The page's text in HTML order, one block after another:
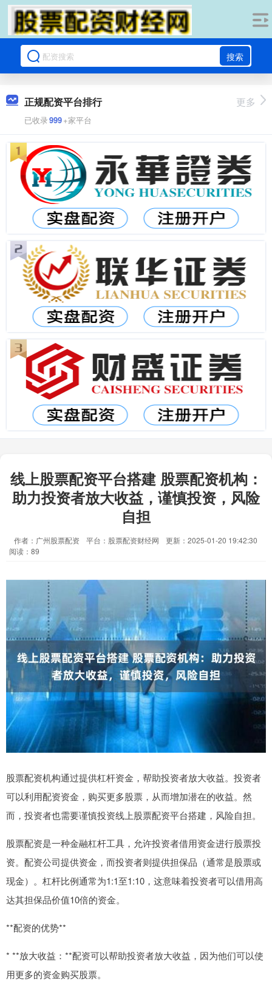
搜索
正规配资平台排行
已收录999+家平台
更多
线上股票配资平台搭建 股票配资机构：
助力投资者放大收益，谨慎投资，风险
自担
作者：广州股票配资 平台：股票配资财经网
更新：2025-01-20 19:42:30
阅读：89
股票配资机构通过提供杠杆资金，帮助投资者放大收益。投资者
可以利用配资资金，购买更多股票，从而增加潜在的收益。然
而，投资者也需要谨慎投资线上股票配资平台搭建，风险自担。
股票配资是一种金融杠杆工具，允许投资者借用资金进行股票投
资。配资公司提供资金，而投资者则提供担保品（通常是股票或
现金）。杠杆比例通常为1:1至1:10，这意味着投资者可以借用高
达其担保品价值10倍的资金。
**配资的优势**
* **放大收益：**配资可以帮助投资者放大收益，因为他们可以使
用更多的资金购买股票。